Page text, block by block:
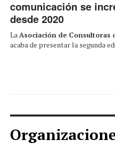
comunicación se
desde 2020
LaAsociación de Consultoras
acaba de presentar la segunda